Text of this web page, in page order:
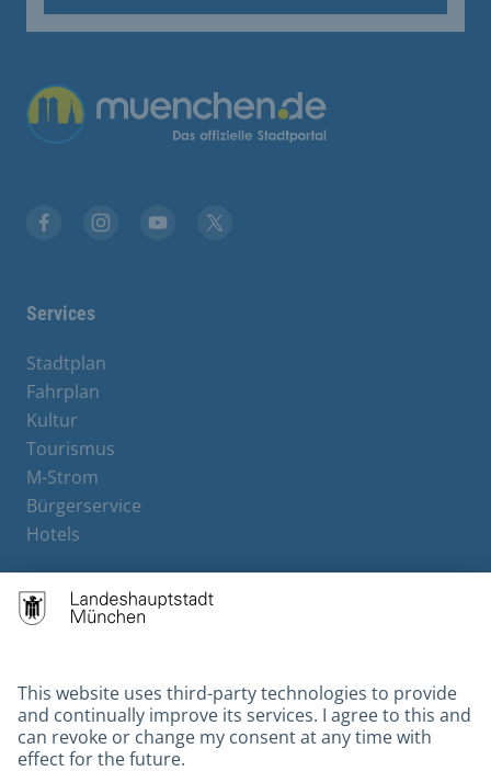
Übergreifende Links
Services
Stadtplan
Fahrplan
Kultur
Tourismus
M-Strom
Bürgerservice
Hotels
Contact
Leichte Sprache
Gebärdensprache
Datenschutz